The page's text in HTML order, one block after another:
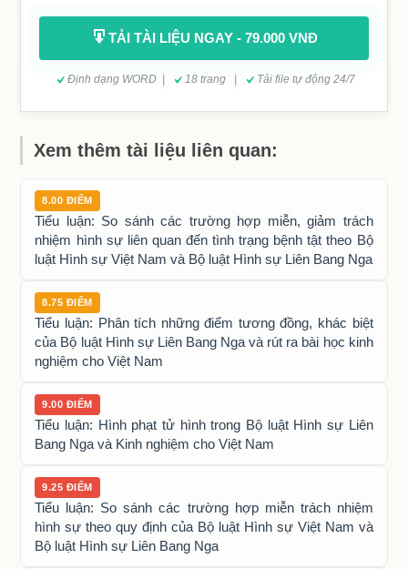
TẢI TÀI LIỆU NGAY - 79.000 VNĐ
Định dạng WORD | 18 trang | Tải file tự động 24/7
Xem thêm tài liệu liên quan:
8.00 ĐIỂM
Tiểu luận: So sánh các trường hợp miễn, giảm trách
nhiệm hình sự liên quan đến tình trạng bệnh tật theo Bộ
luật Hình sự Việt Nam và Bộ luật Hình sự Liên Bang Nga
8.75 ĐIỂM
Tiểu luận: Phân tích những điểm tương đồng, khác biệt
của Bộ luật Hình sự Liên Bang Nga và rút ra bài học kinh
nghiệm cho Việt Nam
9.00 ĐIỂM
Tiểu luận: Hình phạt tử hình trong Bộ luật Hình sự Liên
Bang Nga và Kinh nghiệm cho Việt Nam
9.25 ĐIỂM
Tiểu luận: So sánh các trường hợp miễn trách nhiệm
hình sự theo quy định của Bộ luật Hình sự Việt Nam và
Bộ luật Hình sự Liên Bang Nga